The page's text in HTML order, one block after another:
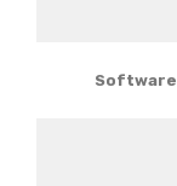
Software